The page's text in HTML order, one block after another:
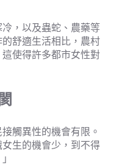
，以及蟲蛇、農藥等
舒適生活相比，農村
使得許多都市女性對
觸異性的機會有限。
生的機會少，到不得